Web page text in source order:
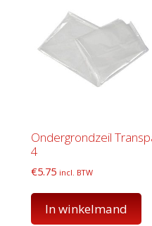
Ondergrondzeil
4
€5.75 incl. BTW
In winkelmand